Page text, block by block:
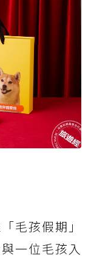
毛孩假期」
一位毛孩入